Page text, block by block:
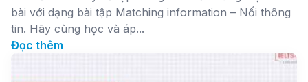
bài với dạng bài tập Matching information – Nối thông
tin. Hãy cùng học và áp...
Đọc thêm